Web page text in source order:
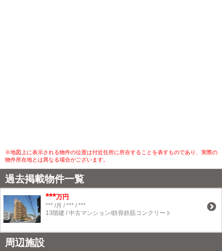
※地図上に表示される物件の位置は付近住所に所在することを表すものであり、実際の
物件所在地とは異なる場合がございます。
過去掲載物件一覧
***万円
*** /月 / *** / ***
13階建 / 中古マンション/鉄骨鉄筋コンクリート
周辺施設